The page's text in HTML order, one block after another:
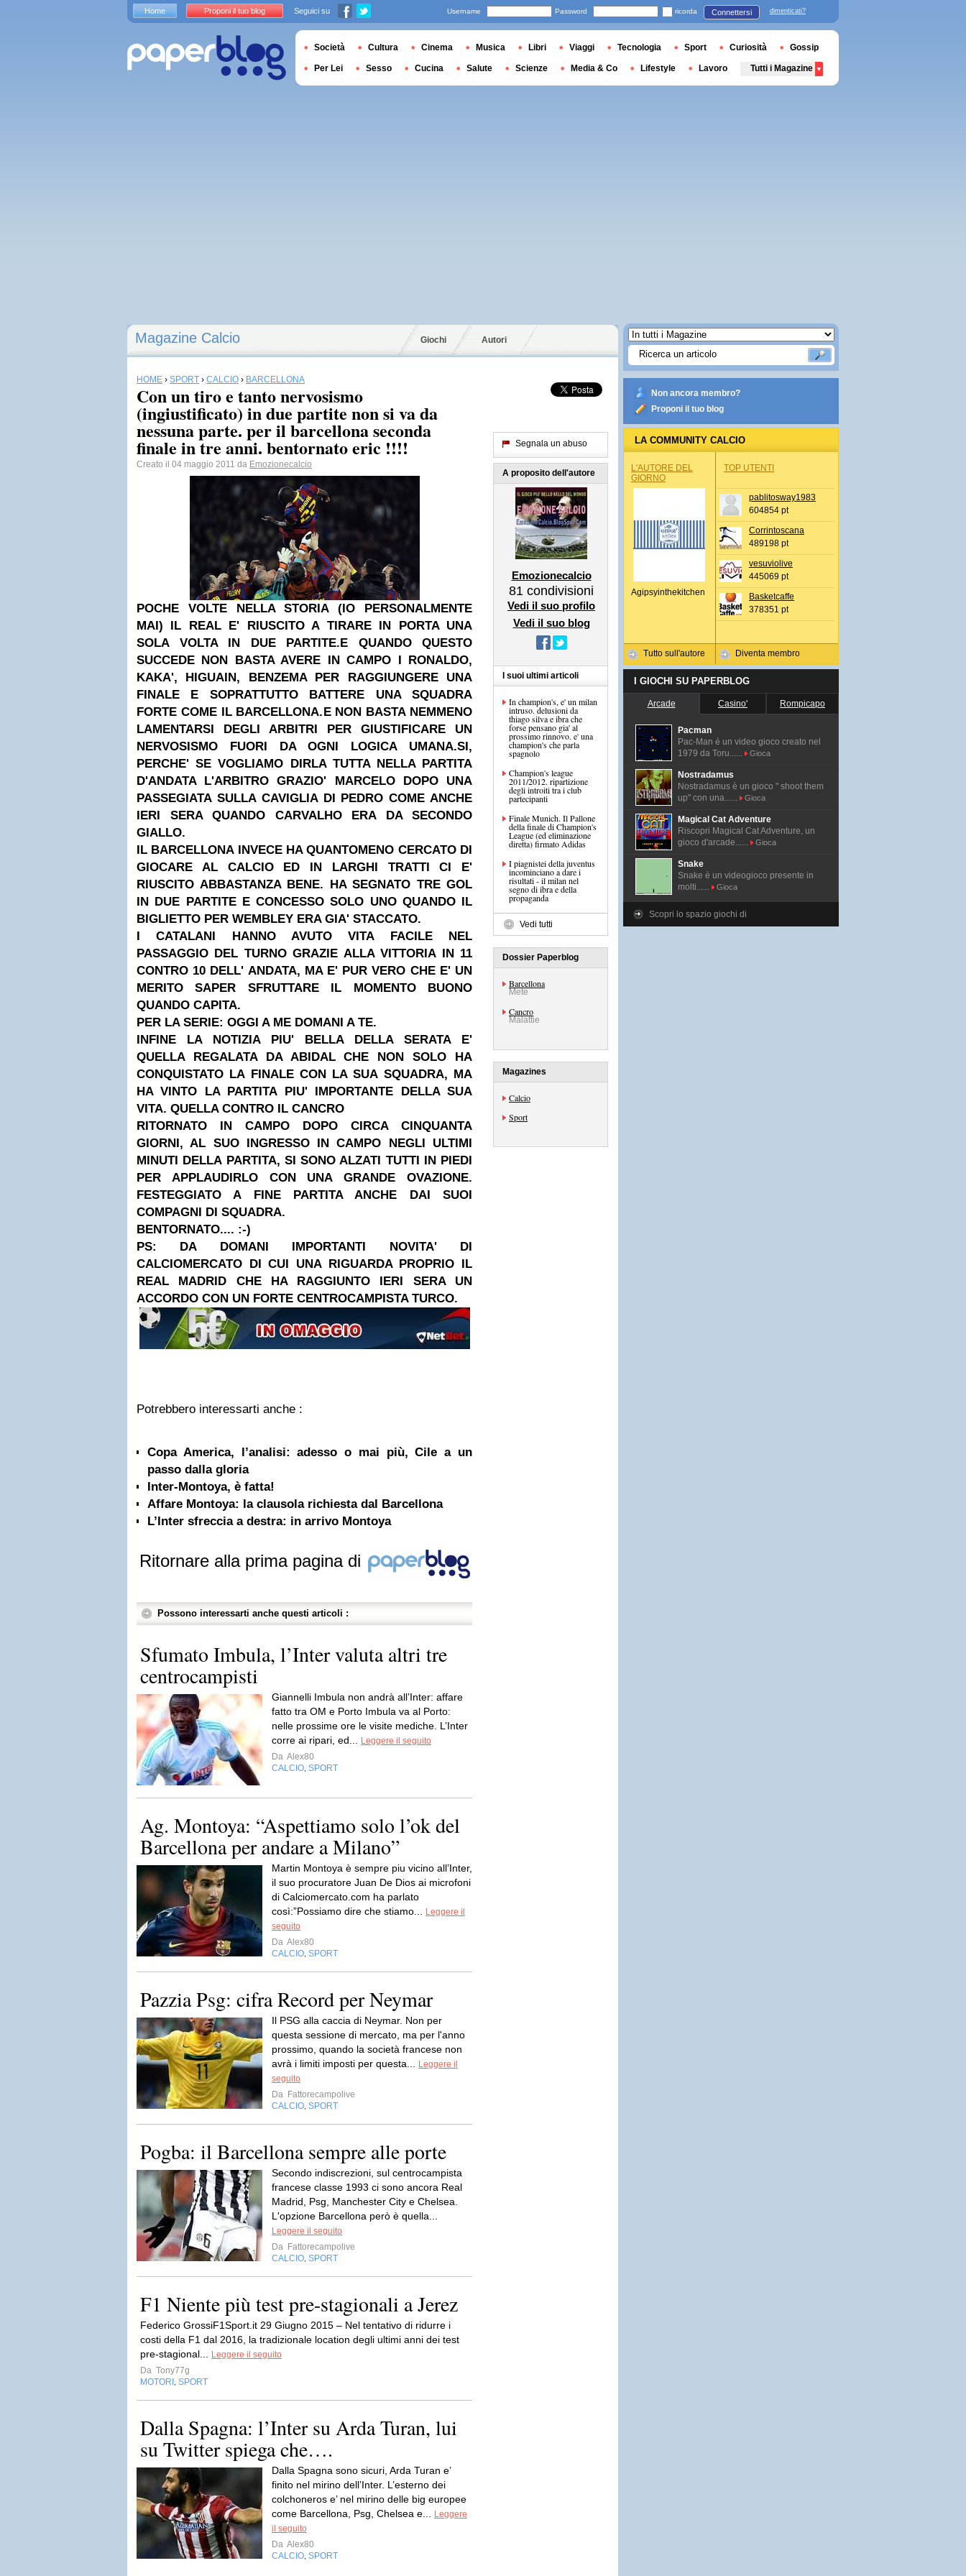
Magazine Calcio Giochi Autori
HOME › SPORT › CALCIO › BARCELLONA
Con un tiro e tanto nervosismo
(ingiustificato) in due partite non si va da
nessuna parte. per il barcellona seconda
finale in tre anni. bentornato eric !!!!
Creato il 04 maggio 2011 da Emozionecalcio
POCHE VOLTE NELLA STORIA (IO PERSONALMENTE
MAI) IL REAL E' RIUSCITO A TIRARE IN PORTA UNA
SOLA VOLTA IN DUE PARTITE.E QUANDO QUESTO
SUCCEDE NON BASTA AVERE IN CAMPO I RONALDO,
KAKA', HIGUAIN, BENZEMA PER RAGGIUNGERE UNA
FINALE E SOPRATTUTTO BATTERE UNA SQUADRA
FORTE COME IL BARCELLONA.E NON BASTA NEMMENO
LAMENTARSI DEGLI ARBITRI PER GIUSTIFICARE UN
NERVOSISMO FUORI DA OGNI LOGICA UMANA.SI,
PERCHE' SE VOGLIAMO DIRLA TUTTA NELLA PARTITA
D'ANDATA L'ARBITRO GRAZIO' MARCELO DOPO UNA
PASSEGIATA SULLA CAVIGLIA DI PEDRO COME ANCHE
IERI SERA QUANDO CARVALHO ERA DA SECONDO
GIALLO.
IL BARCELLONA INVECE HA QUANTOMENO CERCATO DI
GIOCARE AL CALCIO ED IN LARGHI TRATTI CI E'
RIUSCITO ABBASTANZA BENE. HA SEGNATO TRE GOL
IN DUE PARTITE E CONCESSO SOLO UNO QUANDO IL
BIGLIETTO PER WEMBLEY ERA GIA' STACCATO.
I CATALANI HANNO AVUTO VITA FACILE NEL
PASSAGGIO DEL TURNO GRAZIE ALLA VITTORIA IN 11
CONTRO 10 DELL' ANDATA, MA E' PUR VERO CHE E' UN
MERITO SAPER SFRUTTARE IL MOMENTO BUONO
QUANDO CAPITA.
PER LA SERIE: OGGI A ME DOMANI A TE.
INFINE LA NOTIZIA PIU' BELLA DELLA SERATA E'
QUELLA REGALATA DA ABIDAL CHE NON SOLO HA
CONQUISTATO LA FINALE CON LA SUA SQUADRA, MA
HA VINTO LA PARTITA PIU' IMPORTANTE DELLA SUA
VITA. QUELLA CONTRO IL CANCRO
RITORNATO IN CAMPO DOPO CIRCA CINQUANTA
GIORNI, AL SUO INGRESSO IN CAMPO NEGLI ULTIMI
MINUTI DELLA PARTITA, SI SONO ALZATI TUTTI IN PIEDI
PER APPLAUDIRLO CON UNA GRANDE OVAZIONE.
FESTEGGIATO A FINE PARTITA ANCHE DAI SUOI
COMPAGNI DI SQUADRA.
BENTORNATO.... :-)
PS: DA DOMANI IMPORTANTI NOVITA' DI
CALCIOMERCATO DI CUI UNA RIGUARDA PROPRIO IL
REAL MADRID CHE HA RAGGIUNTO IERI SERA UN
ACCORDO CON UN FORTE CENTROCAMPISTA TURCO.
Potrebbero interessarti anche :
Copa America, l’analisi: adesso o mai più, Cile a un
passo dalla gloria
Inter-Montoya, è fatta!
Affare Montoya: la clausola richiesta dal Barcellona
L’Inter sfreccia a destra: in arrivo Montoya
Ritornare alla prima pagina di
Possono interessarti anche questi articoli :
Sfumato Imbula, l’Inter valuta altri tre
centrocampisti
Giannelli Imbula non andrà all’Inter: affare
fatto tra OM e Porto Imbula va al Porto:
nelle prossime ore le visite mediche. L’Inter
corre ai ripari, ed...
Leggere il seguito
Da Alex80
CALCIO SPORT
Ag. Montoya: “Aspettiamo solo l’ok del
Barcellona per andare a Milano”
Martin Montoya è sempre piu vicino all’Inter,
il suo procuratore Juan De Dios ai microfoni
di Calciomercato.com ha parlato
così:”Possiamo dire che stiamo...
Leggere il
seguito
Da Alex80
CALCIO SPORT
Pazzia Psg: cifra Record per Neymar
Il PSG alla caccia di Neymar. Non per
questa sessione di mercato, ma per l'anno
prossimo, quando la società francese non
avrà i limiti imposti per questa...
Leggere il
seguito
Da Fattorecampolive
CALCIO SPORT
Pogba: il Barcellona sempre alle porte
Secondo indiscrezioni, sul centrocampista
francese classe 1993 ci sono ancora Real
Madrid, Psg, Manchester City e Chelsea.
L'opzione Barcellona però è quella...
Leggere il seguito
Da Fattorecampolive
CALCIO SPORT
F1 Niente più test pre-stagionali a Jerez
Federico GrossiF1Sport.it 29 Giugno 2015 – Nel tentativo di ridurre i
costi della F1 dal 2016, la tradizionale location degli ultimi anni dei test
pre-stagional...
Leggere il seguito
Da Tony77g
MOTORI
SPORT
Dalla Spagna: l’Inter su Arda Turan, lui
su Twitter spiega che….
Dalla Spagna sono sicuri, Arda Turan e’
finito nel mirino dell’Inter. L’esterno dei
colchoneros e’ nel mirino delle big europee
come Barcellona, Psg, Chelsea e...
Leggere
il seguito
Da Alex80
CALCIO SPORT
Segnala un abuso
A proposito dell'autore
Emozionecalcio
81 condivisioni
Vedi il suo profilo
Vedi il suo blog
I suoi ultimi articoli
In champion's, e' un milan
intruso. delusioni da
thiago silva e ibra che
forse pensano gia' al
prossimo rinnovo. e' una
champion's che parla
spagnolo
Champion's league
2011/2012. ripartizione
degli introiti tra i club
partecipanti
Finale Munich. Il Pallone
della finale di Champion's
League (ed eliminazione
diretta) firmato Adidas
I piagnistei della juventus
incominciano a dare i
risultati - il milan nel
segno di ibra e della
propaganda
Vedi tutti
Dossier Paperblog
Barcellona
Mete
Cancro
Malattie
Magazines
Calcio
Sport
Non ancora membro?
Proponi il tuo blog
LA COMMUNITY CALCIO
L'AUTORE DEL
GIORNO
Agipsyinthekitchen
Tutto sull'autore
TOP UTENTI
pablitosway1983
604854 pt
Corrintoscana
489198 pt
vesuviolive
445069 pt
Basketcaffe
378351 pt
Diventa membro
I GIOCHI SU PAPERBLOG
Arcade Casino' Rompicapo
Pacman
Pac-Man é un video gioco creato nel
1979 da Toru......
Gioca
Nostradamus
Nostradamus è un gioco " shoot them
up" con una......
Gioca
Magical Cat Adventure
Riscopri Magical Cat Adventure, un
gioco d'arcade......
Gioca
Snake
Snake è un videogioco presente in
molti......
Gioca
Scopri lo spazio giochi di
Home Proponi il tuo blog Seguici su Username Password ricorda Connettersi dimenticati?
Società Cultura Cinema Musica Libri Viaggi Tecnologia Sport Curiosità Gossip
Per Lei Sesso Cucina Salute Scienze Media & Co Lifestyle Lavoro Tutti i Magazine